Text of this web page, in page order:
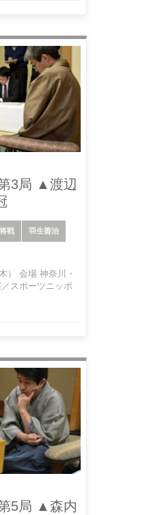
3局 ▲渡辺
戦 羽生善治
） 会場 神奈川・
スポーツニッポ
5局 ▲森内